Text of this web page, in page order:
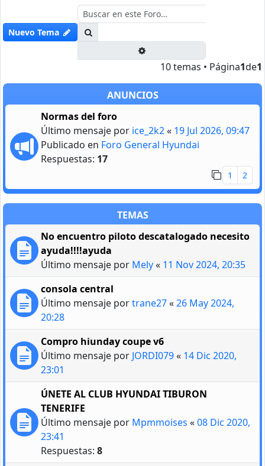
Nuevo Tema
10 temas • Página1de1
ANUNCIOS
Normas del foro
Último mensaje por ice_2k2« 19 Jul 2026, 09:47
Publicado en Foro General Hyundai
Respuestas: 17
1 2
TEMAS
No encuentro piloto descatalogado necesito
ayuda!!!!ayuda
Último mensaje por Mely« 11 Nov 2024, 20:35
consola central
Último mensaje portrane27«26 May 2024,
20:28
Compro hiunday coupe v6
Último mensaje por JORDI079« 14 Dic 2020,
23:01
ÚNETE AL CLUB HYUNDAI TIBURON
TENERIFE
Último mensaje por Mpmmoises «08 Dic 2020,
23:41
Respuestas: 8